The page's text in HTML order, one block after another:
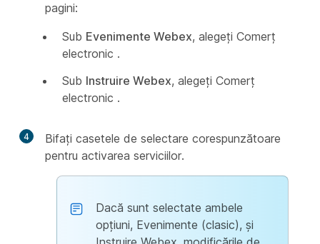
pagini:
Sub Evenimente Webex, alegeți Comerț
electronic .
Sub Instruire Webex, alegeți Comerț
electronic .
4
Bifați casetele de selectare corespunzătoare
pentru activarea serviciilor.
Dacă sunt selectate ambele
opțiuni, Evenimente (clasic), și